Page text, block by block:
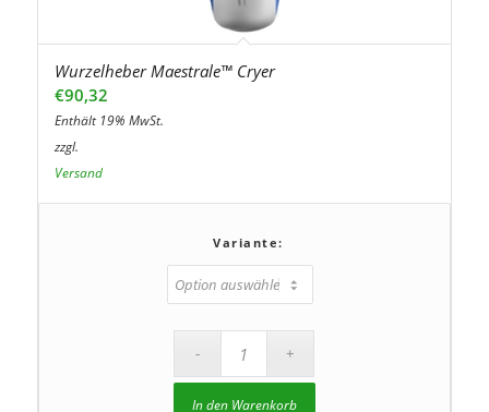
Wurzelheber Maestrale™ Cryer
€90,32
Enthält 19% MwSt.
zzgl.
Versand
Variante:
In den Warenkorb